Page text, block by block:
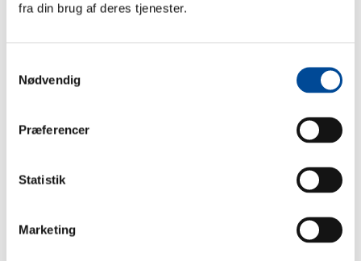
fra din brug af deres tjenester.
Nødvendig
Præferencer
Statistik
Marketing
Her kan du hurtigt hoppe til de forskellige
Før byggeri